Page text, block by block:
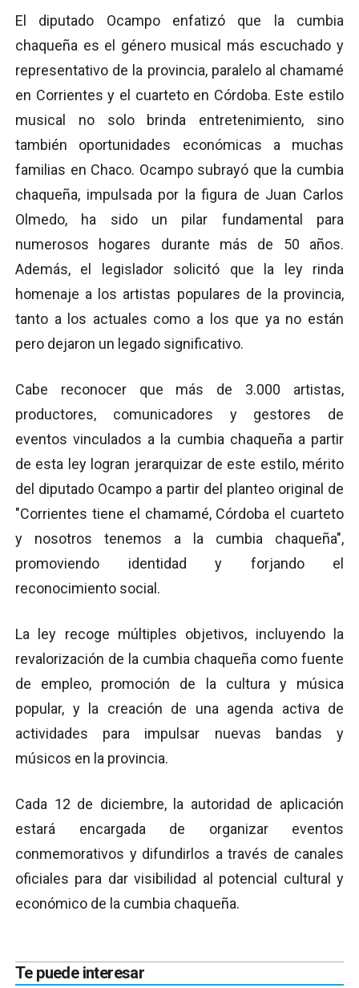
El diputado Ocampo enfatizó que la cumbia
chaqueña es el género musical más escuchado y
representativo de la provincia, paralelo al chamamé
en Corrientes y el cuarteto en Córdoba. Este estilo
musical no solo brinda entretenimiento, sino
también oportunidades económicas a muchas
familias en Chaco. Ocampo subrayó que la cumbia
chaqueña, impulsada por la figura de Juan Carlos
Olmedo, ha sido un pilar fundamental para
numerosos hogares durante más de 50 años.
Además, el legislador solicitó que la ley rinda
homenaje a los artistas populares de la provincia,
tanto a los actuales como a los que ya no están
pero dejaron un legado significativo.
Cabe reconocer que más de 3.000 artistas,
productores, comunicadores y gestores de
eventos vinculados a la cumbia chaqueña a partir
de esta ley logran jerarquizar de este estilo, mérito
del diputado Ocampo a partir del planteo original de
"Corrientes tiene el chamamé, Córdoba el cuarteto
y nosotros tenemos a la cumbia chaqueña",
promoviendo identidad y forjando el
reconocimiento social.
La ley recoge múltiples objetivos, incluyendo la
revalorización de la cumbia chaqueña como fuente
de empleo, promoción de la cultura y música
popular, y la creación de una agenda activa de
actividades para impulsar nuevas bandas y
músicos en la provincia.
Cada 12 de diciembre, la autoridad de aplicación
estará encargada de organizar eventos
conmemorativos y difundirlos a través de canales
oficiales para dar visibilidad al potencial cultural y
económico de la cumbia chaqueña.
Te puede interesar